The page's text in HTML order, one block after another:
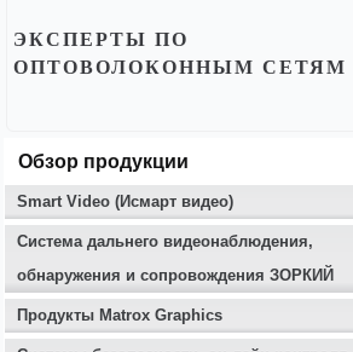
ЭКСПЕРТЫ ПО
ОПТОВОЛОКОННЫМ СЕТЯМ
Обзор продукции
Smart Video (Исмарт видео)
Система дальнего видеонаблюдения,
обнаружения и сопровождения ЗОРКИЙ
Продукты Matrox Graphics